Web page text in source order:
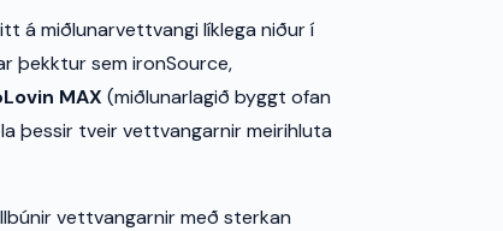
á miðlunarvettvangi líklega niður í
þekktur sem ironSource,
MAX (miðlunarlagið byggt ofan
þessir tveir vettvangarnir meirihluta
vettvangarnir með sterkan